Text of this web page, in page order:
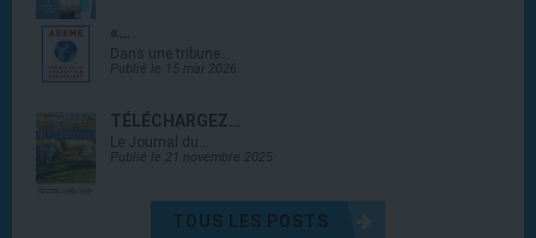
«…
Dans une tribune…
Publié le 15 mai 2026
TÉLÉCHARGEZ…
Le Journal du…
Publié le 21 novembre 2025
TOUS LES POSTS